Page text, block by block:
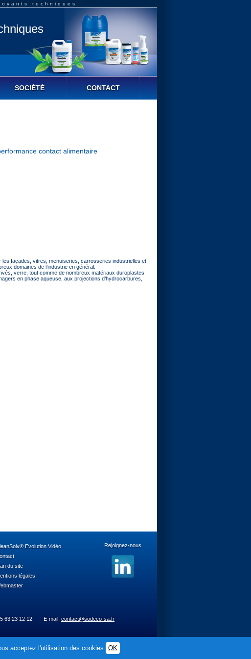
techniques
SOCIÉTÉ CONTACT
contact alimentaire
les façades, vitres, menuiseries, carrosseries industrielles et
domaines de l’industrie en général.
verre, tout comme de nombreux matériaux duroplastes
en phase aqueuse, aux projections d’hydrocarbures,
Evolution Vidéo
du site
légales
Rejoignez-nous
63 23 12 12 E-mail: contact@sodeco-sa.fr
acceptez l'utilisation des cookies. OK